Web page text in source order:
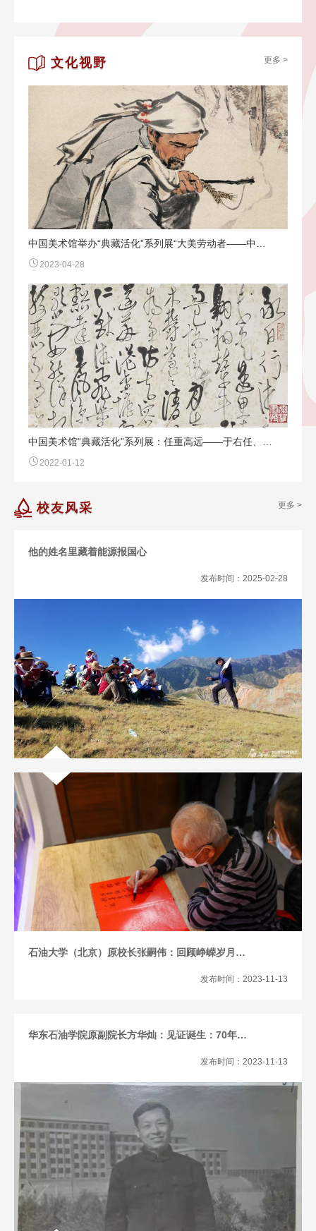
更多 >
文化视野
中国美术馆举办“典藏活化”系列展“大美劳动者——中…
2023-04-28
中国美术馆“典藏活化”系列展：任重高远——于右任、…
2022-01-12
更多 >
校友风采
他的姓名里藏着能源报国心
发布时间：2025-02-28
石油大学（北京）原校长张嗣伟：回顾峥嵘岁月…
发布时间：2023-11-13
华东石油学院原副院长方华灿：见证诞生：70年…
发布时间：2023-11-13